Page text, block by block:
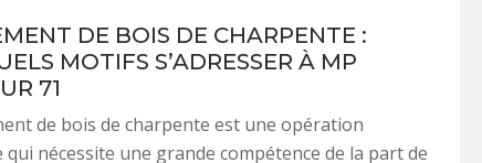
DE BOIS DE CHARPENTE :
MOTIFS S’ADRESSER À MP
71
de bois de charpente est une opération
qui nécessite une grande compétence de la part de